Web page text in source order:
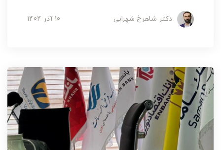
دکتر شاهرخ شهرابی 10 آذر 1404